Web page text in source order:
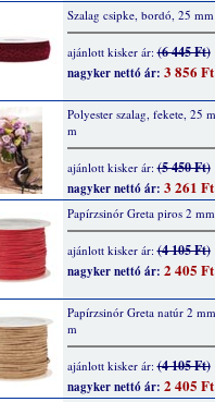
Szalag csipke, bordó, 25
ajánlott kisker ár:(6 445 Ft)
nagyker nettó ár: 3 856 Ft
Polyester szalag, fekete, 25
m
ajánlott kisker ár:(5 450 Ft)
nagyker nettó ár: 3 261 Ft
Papírzsinór Greta piros 2
ajánlott kisker ár:(4 105 Ft)
nagyker nettó ár: 2 405 Ft
Papírzsinór Greta natúr 2
m
ajánlott kisker ár:(4 105 Ft)
nagyker nettó ár: 2 405 Ft